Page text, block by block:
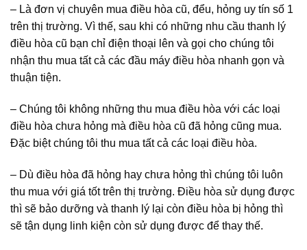
– Là đơn vị chuyên mua điều hòa cũ, đểu, hỏng uy tín số 1
trên thị trường. Vì thế, sau khi có những nhu cầu thanh lý
điều hòa cũ bạn chỉ điện thoại lên và gọi cho chúng tôi
nhận thu mua tất cả các đầu máy điều hòa nhanh gọn và
thuận tiện.
– Chúng tôi không những thu mua điều hòa với các loại
điều hòa chưa hỏng mà điều hòa cũ đã hỏng cũng mua.
Đặc biệt chúng tôi thu mua tất cả các loại điều hòa.
– Dù điều hòa đã hỏng hay chưa hỏng thì chúng tôi luôn
thu mua với giá tốt trên thị trường. Điều hòa sử dụng được
thì sẽ bảo dưỡng và thanh lý lại còn điều hòa bị hỏng thì
sẽ tận dụng linh kiện còn sử dụng được để thay thế.